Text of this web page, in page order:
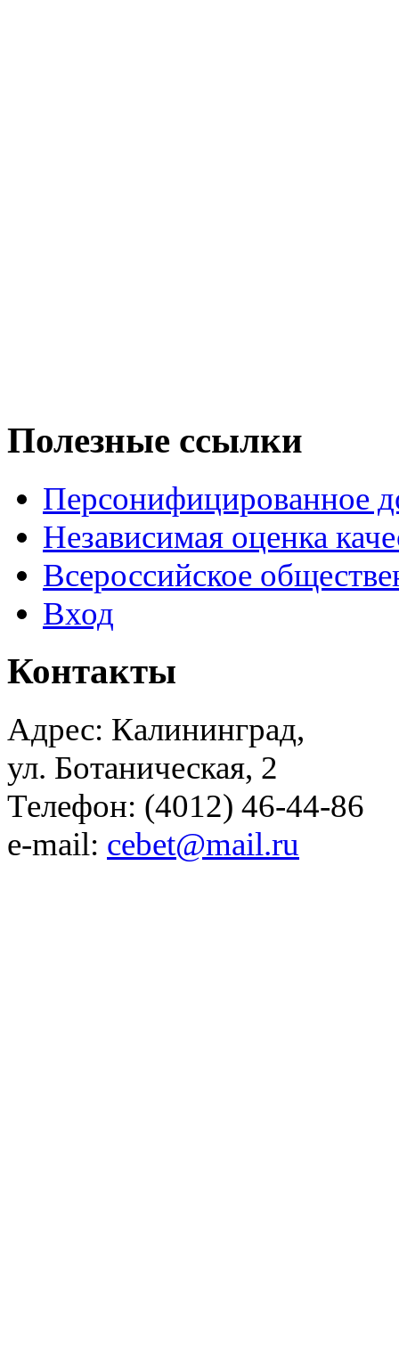
Полезные ссылки
Персонифицированное
Независимая оценка
Всероссийское
Вход
Контакты
Адрес: Калининград,
ул. Ботаническая, 2
Телефон: (4012) 46-44-86
e-mail: cebet@mail.ru